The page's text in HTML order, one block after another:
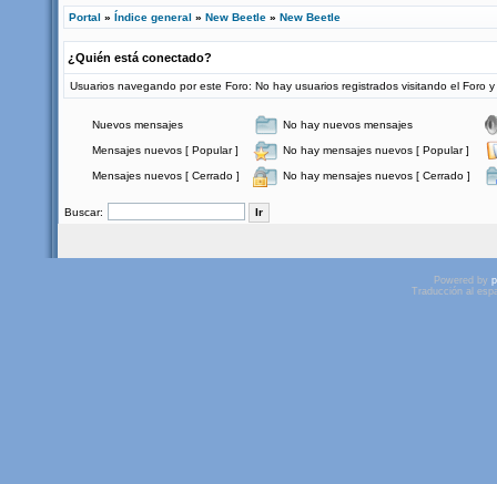
Portal » Índice general » New Beetle » New Beetle
¿Quién está conectado?
Usuarios navegando por este Foro: No hay usuarios registrados visitando el Foro
Nuevos mensajes No hay nuevos mensajes
Mensajes nuevos [ Popular ] No hay mensajes nuevos [ Popular ]
Mensajes nuevos [ Cerrado ] No hay mensajes nuevos [ Cerrado ]
Buscar:
Powered by
Traducción al